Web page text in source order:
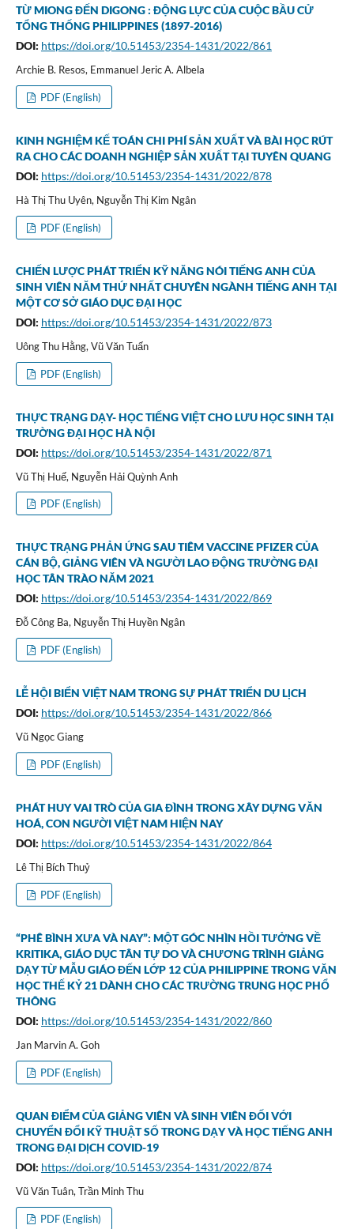
TỪ MIONG ĐẾN DIGONG : ĐỘNG LỰC CỦA CUỘC BẦU CỬ
TỔNG THỐNG PHILIPPINES (1897-2016)
DOI: https://doi.org/10.51453/2354-1431/2022/861
Archie B. Resos, Emmanuel Jeric A. Albela
PDF (English)
KINH NGHIỆM KẾ TOÁN CHI PHÍ SẢN XUẤT VÀ BÀI HỌC RÚT
RA CHO CÁC DOANH NGHIỆP SẢN XUẤT TẠI TUYÊN QUANG
DOI: https://doi.org/10.51453/2354-1431/2022/878
Hà Thị Thu Uyên, Nguyễn Thị Kim Ngân
PDF (English)
CHIẾN LƯỢC PHÁT TRIỂN KỸ NĂNG NÓI TIẾNG ANH CỦA
SINH VIÊN NĂM THỨ NHẤT CHUYÊN NGÀNH TIẾNG ANH TẠI
MỘT CƠ SỞ GIÁO DỤC ĐẠI HỌC
DOI: https://doi.org/10.51453/2354-1431/2022/873
Uông Thu Hằng, Vũ Văn Tuấn
PDF (English)
THỰC TRẠNG DẠY- HỌC TIẾNG VIỆT CHO LƯU HỌC SINH TẠI
TRƯỜNG ĐẠI HỌC HÀ NỘI
DOI: https://doi.org/10.51453/2354-1431/2022/871
Vũ Thị Huế, Nguyễn Hải Quỳnh Anh
PDF (English)
THỰC TRẠNG PHẢN ỨNG SAU TIÊM VACCINE PFIZER CỦA
CÁN BỘ, GIẢNG VIÊN VÀ NGƯỜI LAO ĐỘNG TRƯỜNG ĐẠI
HỌC TÂN TRÀO NĂM 2021
DOI: https://doi.org/10.51453/2354-1431/2022/869
Đỗ Công Ba, Nguyễn Thị Huyền Ngân
PDF (English)
LỄ HỘI BIỂN VIỆT NAM TRONG SỰ PHÁT TRIỂN DU LỊCH
DOI: https://doi.org/10.51453/2354-1431/2022/866
Vũ Ngọc Giang
PDF (English)
PHÁT HUY VAI TRÒ CỦA GIA ĐÌNH TRONG XÂY DỰNG VĂN
HOÁ, CON NGƯỜI VIỆT NAM HIỆN NAY
DOI: https://doi.org/10.51453/2354-1431/2022/864
Lê Thị Bích Thuỷ
PDF (English)
“PHÊ BÌNH XƯA VÀ NAY”: MỘT GÓC NHÌN HỒI TƯỞNG VỀ
KRITIKA, GIÁO DỤC TÂN TỰ DO VÀ CHƯƠNG TRÌNH GIẢNG
DẠY TỪ MẪU GIÁO ĐẾN LỚP 12 CỦA PHILIPPINE TRONG VĂN
HỌC THẾ KỶ 21 DÀNH CHO CÁC TRƯỜNG TRUNG HỌC PHỔ
THÔNG
DOI: https://doi.org/10.51453/2354-1431/2022/860
Jan Marvin A. Goh
PDF (English)
QUAN ĐIỂM CỦA GIẢNG VIÊN VÀ SINH VIÊN ĐỐI VỚI
CHUYỂN ĐỔI KỸ THUẬT SỐ TRONG DẠY VÀ HỌC TIẾNG ANH
TRONG ĐẠI DỊCH COVID-19
DOI: https://doi.org/10.51453/2354-1431/2022/874
Vũ Văn Tuân, Trần Minh Thu
PDF (English)